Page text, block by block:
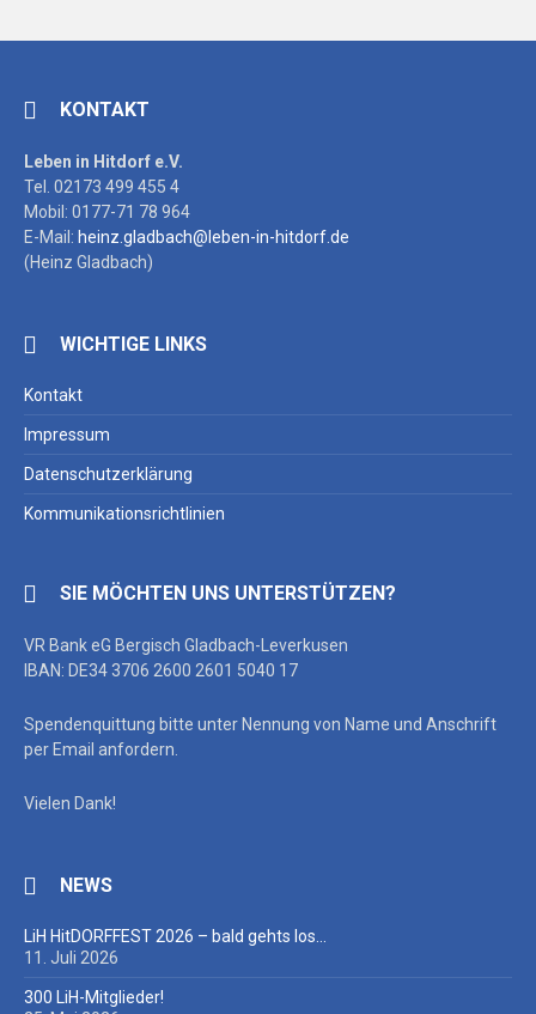
KONTAKT
Leben in Hitdorf e.V.
Tel. 02173 499 455 4
Mobil: 0177-71 78 964
E-Mail: heinz.gladbach@leben-in-hitdorf.de
(Heinz Gladbach)
WICHTIGE LINKS
Kontakt
Impressum
Datenschutzerklärung
Kommunikationsrichtlinien
SIE MÖCHTEN UNS UNTERSTÜTZEN?
VR Bank eG Bergisch Gladbach-Leverkusen
IBAN: DE34 3706 2600 2601 5040 17
Spendenquittung bitte unter Nennung von Name und Anschrift
per Email anfordern.
Vielen Dank!
NEWS
LiH HitDORFFEST 2026 – bald gehts los…
11. Juli 2026
300 LiH-Mitglieder!